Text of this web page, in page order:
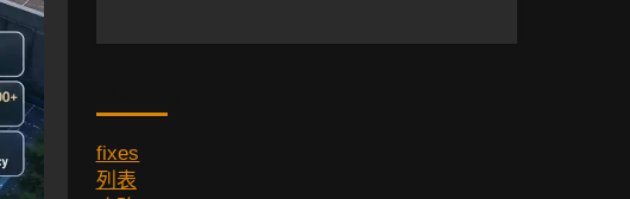
fixes
列表